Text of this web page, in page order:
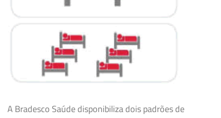
A Bradesco Saúde disponibiliza dois padrões de